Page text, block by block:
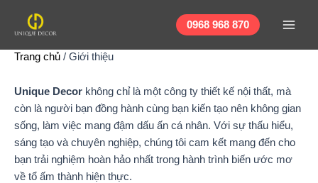
dung
0968 968 870
Trang chủ / Giới thiệu
Unique Decor không chỉ là một công ty thiết kế nội thất, mà
còn là người bạn đồng hành cùng bạn kiến tạo nên không gian
sống, làm việc mang đậm dấu ấn cá nhân. Với sự thấu hiểu,
sáng tạo và chuyên nghiệp, chúng tôi cam kết mang đến cho
bạn trải nghiệm hoàn hảo nhất trong hành trình biến ước mơ
về tổ ấm thành hiện thực.